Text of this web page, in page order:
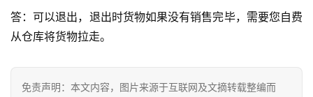
答：可以退出，退出时货物如果没有销售完毕，需要您自费
从仓库将货物拉走。
免责声明：本文内容，图片来源于互联网及文摘转载整编而